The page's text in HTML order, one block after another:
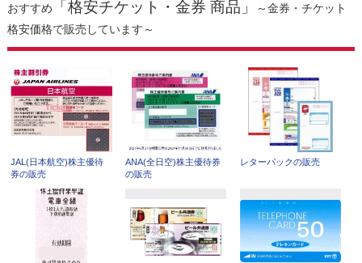
おすすめ 「格安チケット・金券 商品」
～金券・チケット
格安価格で販売しています～
JAL(日本航空)株主優待
券の販売
ANA(全日空)株主優待券
の販売
レターパックの販売